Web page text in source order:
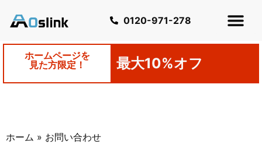
0120-971-278
ホームページを
見た方限定！
最大10%オフ
ホーム » お問い合わせ